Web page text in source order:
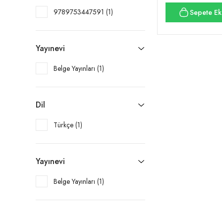
9789753447591 (1)
Yayınevi
Belge Yayınları (1)
Dil
Türkçe (1)
Yayınevi
Belge Yayınları (1)
Sepete